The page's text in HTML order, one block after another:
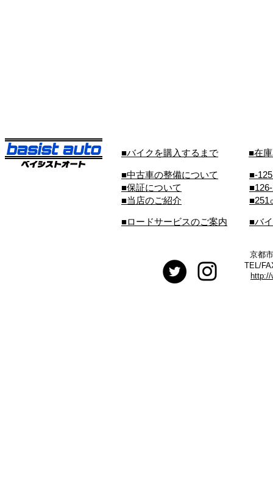
■バイクを購入するまで ■在
■中古車の整備について
■保証について
■当店のご紹介
■-
■251
■ロードサービスのご案内 ■バ
京都
TEL/